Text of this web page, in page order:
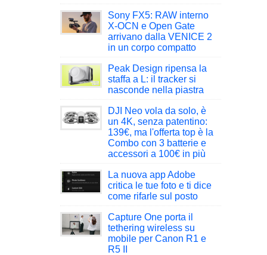
Sony FX5: RAW interno
X-OCN e Open Gate
arrivano dalla VENICE 2
in un corpo compatto
Peak Design ripensa la
staffa a L: il tracker si
nasconde nella piastra
DJI Neo vola da solo, è
un 4K, senza patentino:
139€, ma l'offerta top è la
Combo con 3 batterie e
accessori a 100€ in più
La nuova app Adobe
critica le tue foto e ti dice
come rifarle sul posto
Capture One porta il
tethering wireless su
mobile per Canon R1 e
R5 II